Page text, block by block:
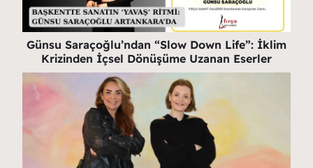
Günsu Saraçoğlu’ndan “Slow Down Life”: İklim
Krizinden İçsel Dönüşüme Uzanan Eserler